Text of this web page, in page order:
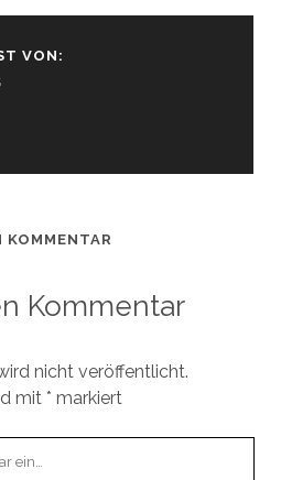
VON:
KOMMENTAR
Kommentar
nicht veröffentlicht.
mit * markiert